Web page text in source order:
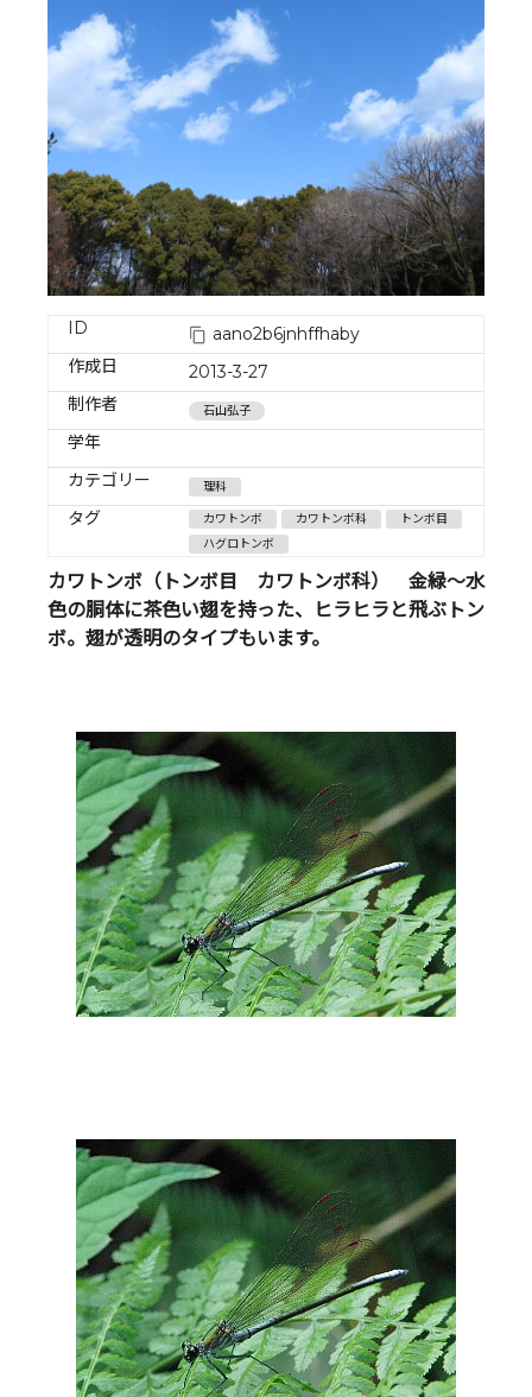
ID
aano2b6jnhffhaby
作成日
2013-3-27
制作者
石山弘子
学年
カテゴリー
理科
タグ カワトンボ カワトンボ科
トンボ目
ハグロトンボ
カワトンボ（トンボ目 カワトンボ科） 金緑～水
色の胴体に茶色い翅を持った、ヒラヒラと飛ぶトン
ボ。翅が透明のタイプもいます。